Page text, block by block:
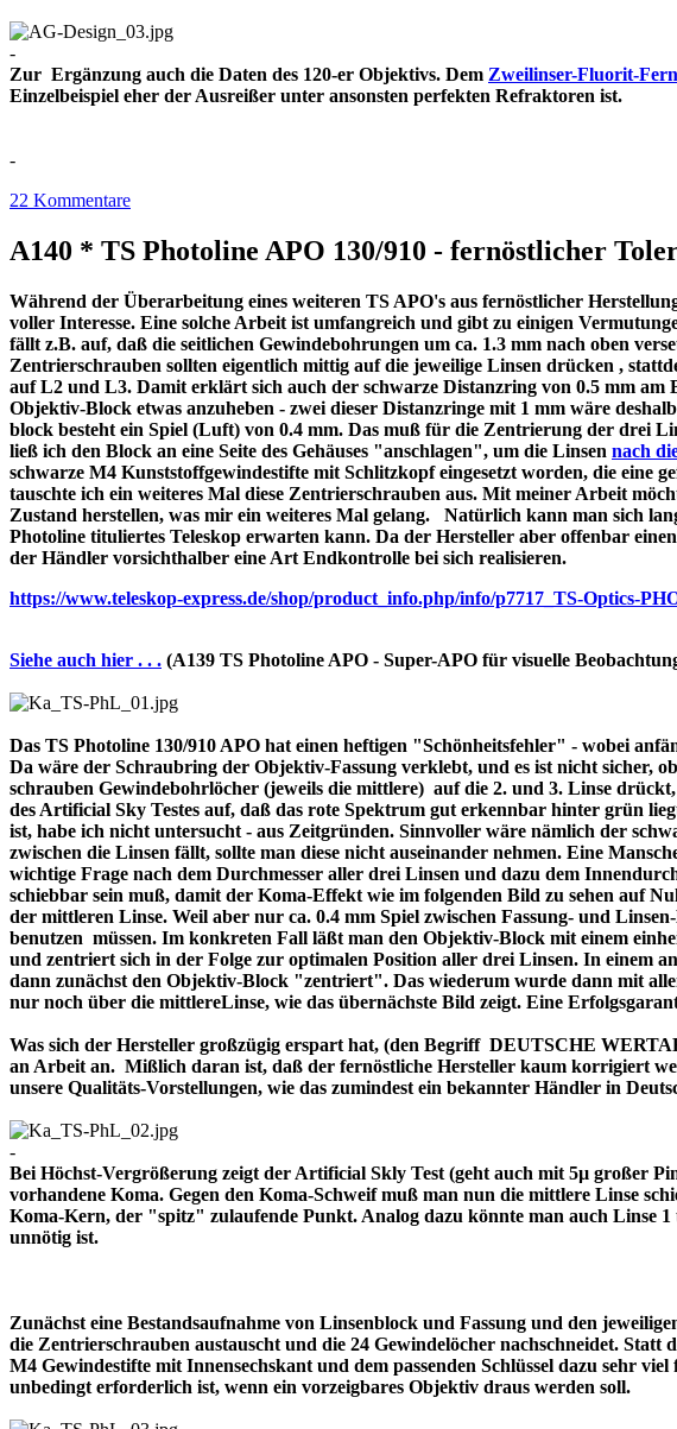
-
Zur Ergänzung auch die Daten des 120-er Objektivs. Dem Zweilinser-Fluorit-
Einzelbeispiel eher der Ausreißer unter ansonsten perfekten Refraktoren
-
22 Kommentare
A140 * TS Photoline APO 130/910 - fernöstlicher
Während der Überarbeitung eines weiteren TS APO's aus fernöstlicher
voller Interesse. Eine solche Arbeit ist umfangreich und gibt zu einigen
fällt z.B. auf, daß die seitlichen Gewindebohrungen um ca. 1.3 mm nach oben
Zentrierschrauben sollten eigentlich mittig auf die jeweilige Linsen drücken ,
auf L2 und L3. Damit erklärt sich auch der schwarze Distanzring von 0.5 mm am
Objektiv-Block etwas anzuheben - zwei dieser Distanzringe mit 1 mm wäre
block besteht ein Spiel (Luft) von 0.4 mm. Das muß für die Zentrierung der drei
ließ ich den Block an eine Seite des Gehäuses "anschlagen", um die Linsen nach
schwarze M4 Kunststoffgewindestifte mit Schlitzkopf eingesetzt worden, die eine
tauschte ich ein weiteres Mal diese Zentrierschrauben aus. Mit meiner Arbeit
Zustand herstellen, was mir ein weiteres Mal gelang. Natürlich kann man sich
Photoline tituliertes Teleskop erwarten kann. Da der Hersteller aber offenbar
der Händler vorsichthalber eine Art Endkontrolle bei sich realisieren.
https://www.teleskop-express.de/shop/product_info.php/info/p7717_TS-Optics-
Siehe auch hier . . . (A139 TS Photoline APO - Super-APO für visuelle
Das TS Photoline 130/910 APO hat einen heftigen "Schönheitsfehler" - wobei
Da wäre der Schraubring der Objektiv-Fassung verklebt, und es ist nicht sicher,
schrauben Gewindebohrlöcher (jeweils die mittlere) auf die 2. und 3. Linse
des Artificial Sky Testes auf, daß das rote Spektrum gut erkennbar hinter grün
ist, habe ich nicht untersucht - aus Zeitgründen. Sinnvoller wäre nämlich der
zwischen die Linsen fällt, sollte man diese nicht auseinander nehmen. Eine
wichtige Frage nach dem Durchmesser aller drei Linsen und dazu dem
schiebbar sein muß, damit der Koma-Effekt wie im folgenden Bild zu sehen auf
der mittleren Linse. Weil aber nur ca. 0.4 mm Spiel zwischen Fassung- und
benutzen müssen. Im konkreten Fall läßt man den Objektiv-Block mit einem
und zentriert sich in der Folge zur optimalen Position aller drei Linsen. In einem
dann zunächst den Objektiv-Block "zentriert". Das wiederum wurde dann mit
nur noch über die mittlereLinse, wie das übernächste Bild zeigt. Eine
Was sich der Hersteller großzügig erspart hat, (den Begriff DEUTSCHE
an Arbeit an. Mißlich daran ist, daß der fernöstliche Hersteller kaum korrigiert
unsere Qualitäts-Vorstellungen, wie das zumindest ein bekannter Händler in
-
Bei Höchst-Vergrößerung zeigt der Artificial Skly Test (geht auch mit 5µ großer
vorhandene Koma. Gegen den Koma-Schweif muß man nun die mittlere Linse
Koma-Kern, der "spitz" zulaufende Punkt. Analog dazu könnte man auch Linse 1
unnötig ist.
Zunächst eine Bestandsaufnahme von Linsenblock und Fassung und den
die Zentrierschrauben austauscht und die 24 Gewindelöcher nachschneidet. Statt
M4 Gewindestifte mit Innensechskant und dem passenden Schlüssel dazu sehr
unbedingt erforderlich ist, wenn ein vorzeigbares Objektiv draus werden soll.